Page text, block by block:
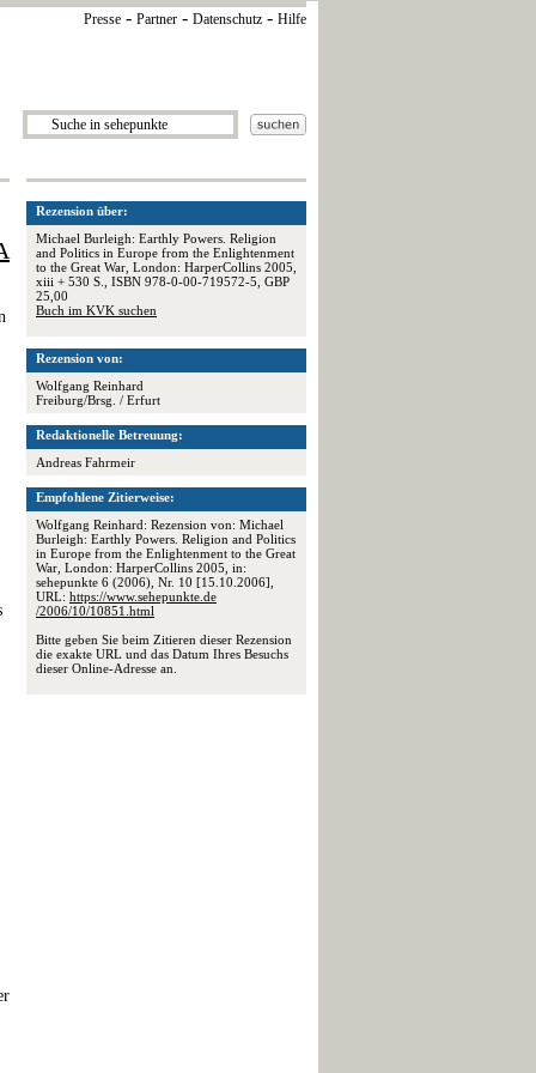
Presse - Partner - Datenschutz - Hilfe
Rezension über:
Michael Burleigh: Earthly Powers. Religion
and Politics in Europe from the Enlightenment
to the Great War, London: HarperCollins 2005,
xiii + 530 S., ISBN 978-0-00-719572-5, GBP
25,00
Buch im KVK suchen
Rezension von:
Wolfgang Reinhard
Freiburg/Brsg. / Erfurt
Redaktionelle Betreuung:
Andreas Fahrmeir
Empfohlene Zitierweise:
Wolfgang Reinhard: Rezension von: Michael
Burleigh: Earthly Powers. Religion and Politics
in Europe from the Enlightenment to the Great
War, London: HarperCollins 2005, in:
sehepunkte 6 (2006), Nr. 10 [15.10.2006],
URL: https://www.sehepunkte.de
/2006/10/10851.html
Bitte geben Sie beim Zitieren dieser Rezension
die exakte URL und das Datum Ihres Besuchs
dieser Online-Adresse an.